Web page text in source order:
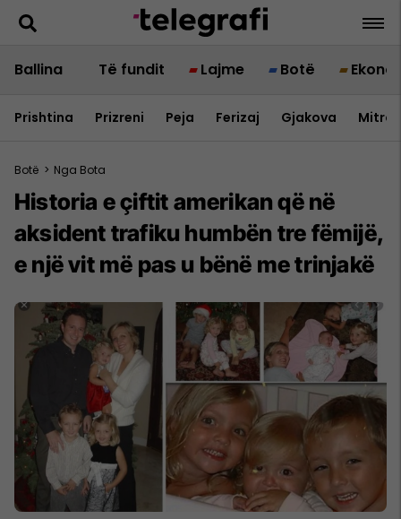
Ballina Të fundit Lajme Botë
Prishtina Prizreni Peja Ferizaj Gjakova
Botë > Nga Bota
Historia e çiftit amerikan që në
aksident trafiku humbën tre fëmijë,
e një vit më pas u bënë me trinjakë